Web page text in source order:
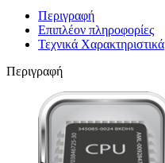
Περιγραφή
Επιπλέον πληροφορίες
Τεχνικά Χαρακτηριστικά
Περιγραφή